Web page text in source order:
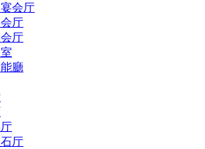
会厅
厅
厅
廳
厅